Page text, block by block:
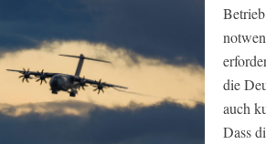
die
auch
Dass